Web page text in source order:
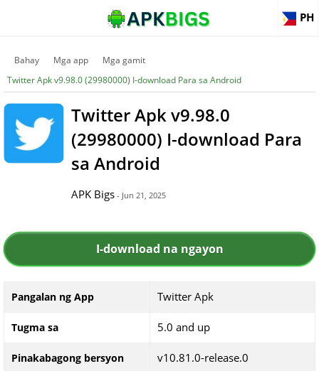
PH
Bahay Mga app
Mga gamit
Twitter Apk v9.98.0 (29980000) I-download Para sa Android
Twitter Apk v9.98.0
(29980000) I-download Para
sa Android
APK Bigs - Jun 21, 2025
I-download na ngayon
Pangalan ng App Twitter Apk
Tugma sa 5.0 and up
Pinakabagong bersyon v10.81.0-release.0